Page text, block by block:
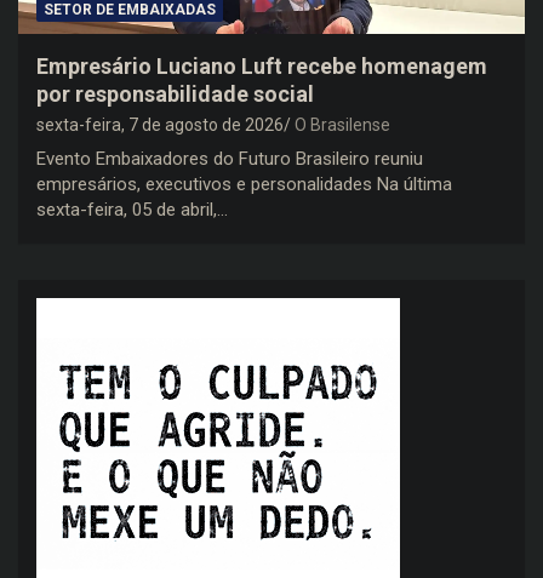
SETOR DE EMBAIXADAS
Empresário Luciano Luft recebe homenagem
por responsabilidade social
sexta-feira, 7 de agosto de 2026 O Brasilense
Evento Embaixadores do Futuro Brasileiro reuniu
empresários, executivos e personalidades Na última
sexta-feira, 05 de abril,…